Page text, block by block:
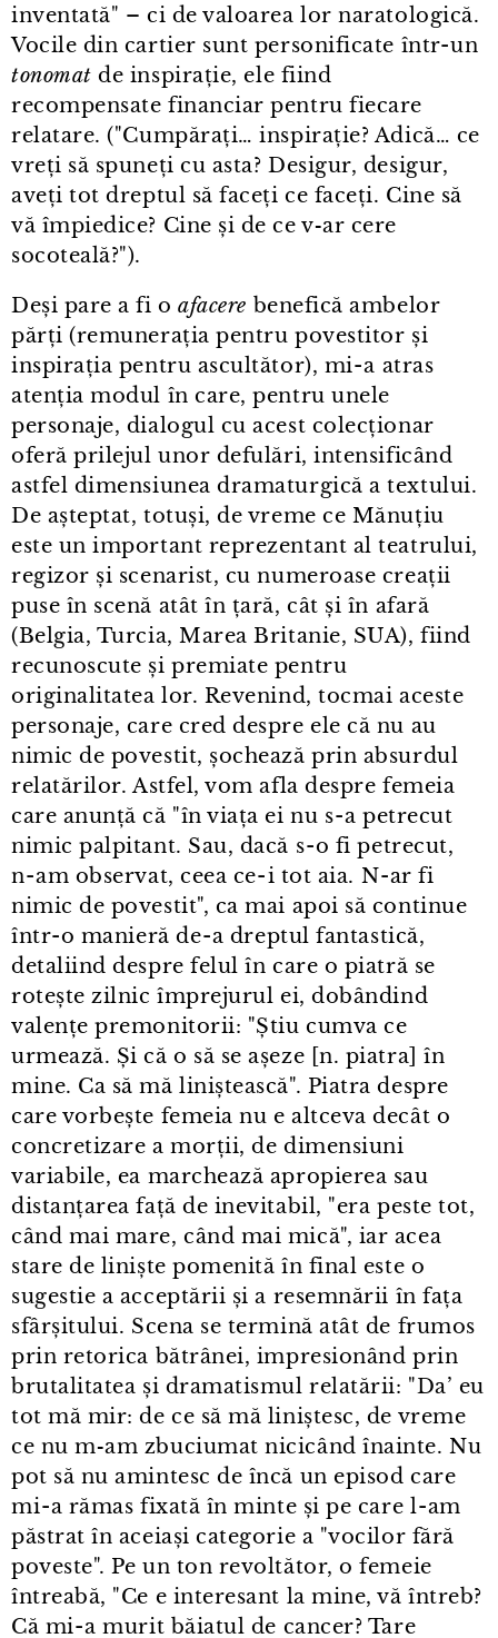
inventată" – ci de valoarea lor naratologică.
Vocile din cartier sunt personificate într⁠-⁠un
tonomat de inspirație, ele fiind
recompensate financiar pentru fiecare
relatare. ("Cumpărați… inspirație? Adică… ce
vreți să spuneți cu asta? Desigur, desigur,
aveți tot dreptul să faceți ce faceți. Cine să
vă împiedice? Cine și de ce v‑ar cere
socoteală?").
Deși pare a fi oafacere benefică ambelor
părți (remunerația pentru povestitor și
inspirația pentru ascultător), mi⁠-⁠a atras
atenția modul în care, pentru unele
personaje, dialogul cu acest colecționar
oferă prilejul unor defulări, intensificând
astfel dimensiunea dramaturgică a textului.
De așteptat, totuși, de vreme ce Mănuțiu
este un important reprezentant al teatrului,
regizor și scenarist, cu numeroase creații
puse în scenă atât în țară, cât și în afară
(Belgia, Turcia, Marea Britanie, SUA), fiind
recunoscute și premiate pentru
originalitatea lor. Revenind, tocmai aceste
personaje, care cred despre ele că nu au
nimic de povestit, șochează prin absurdul
relatărilor. Astfel, vom afla despre femeia
care anunță că "în viața ei nu s⁠-⁠a petrecut
nimic palpitant. Sau, dacă s⁠-⁠o fi petrecut,
n⁠-⁠am observat, ceea ce⁠-⁠i tot aia. N⁠-⁠ar fi
nimic de povestit", ca mai apoi să continue
într⁠-⁠o manieră de⁠-⁠a dreptul fantastică,
detaliind despre felul în care o piatră se
rotește zilnic împrejurul ei, dobândind
valențe premonitorii: "Știu cumva ce
urmează. Și că o să se așeze [n. piatra] în
mine. Ca să mă liniștească". Piatra despre
care vorbește femeia nu e altceva decât o
concretizare a morții, de dimensiuni
variabile, ea marchează apropierea sau
distanțarea față de inevitabil, "era peste tot,
când mai mare, când mai mică", iar acea
stare de liniște pomenită în final este o
sugestie a acceptării și a resemnării în fața
sfârșitului. Scena se termină atât de frumos
prin retorica bătrânei, impresionând prin
brutalitatea și dramatismul relatării: "Da’ eu
tot mă mir: de ce să mă liniștesc, de vreme
ce nu m‑am zbuciumat nicicând înainte. Nu
pot să nu amintesc de încă un episod care
mi⁠-⁠a rămas fixată în minte și pe care l⁠-⁠am
păstrat în aceiași categorie a "vocilor fără
poveste". Pe un ton revoltător, o femeie
întreabă, "Ce e interesant la mine, vă întreb?
Că mi⁠-⁠a murit băiatul de cancer? Tare